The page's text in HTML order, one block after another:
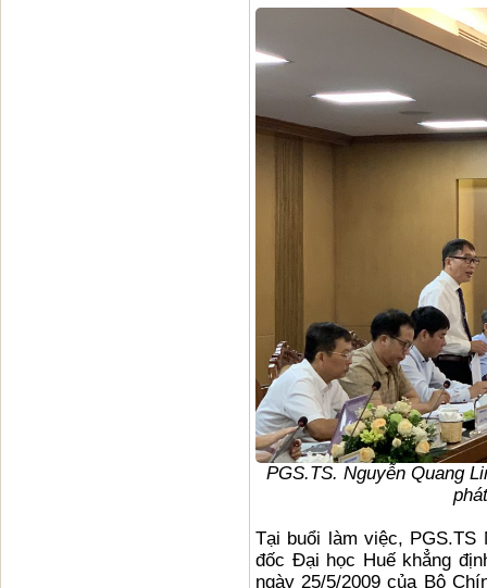
PGS.TS. Nguyễn Quang
Tại buổi làm việc, PGS.TS
đốc Đại học Huế khẳng
ngày 25/5/2009 của Bộ